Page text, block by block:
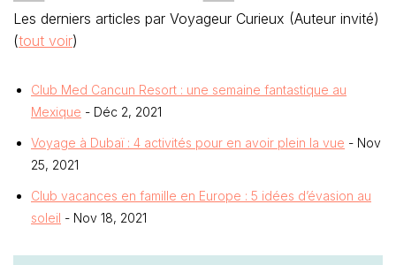
Les derniers articles par Voyageur Curieux (Auteur invité)
(tout voir)
Club Med Cancun Resort : une semaine fantastique au
Mexique - Déc 2, 2021
Voyage à Dubaï : 4 activités pour en avoir plein la vue - Nov
25, 2021
Club vacances en famille en Europe : 5 idées d’évasion au
soleil - Nov 18, 2021